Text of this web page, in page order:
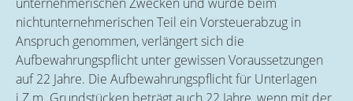
nichtunternehmerischen Teil ein Vorsteuerabzug in
Anspruch genommen, verlängert sich die
Aufbewahrungspflicht unter gewissen Voraussetzungen
auf 22 Jahre. Die Aufbewahrungspflicht für Unterlagen